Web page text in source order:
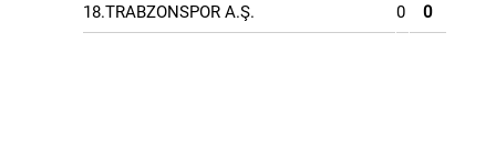
18.TRABZONSPOR A.Ş. 0 0